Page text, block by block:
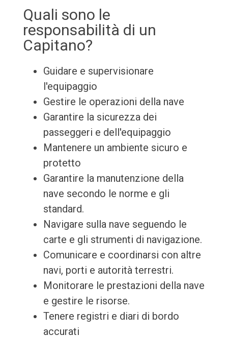
Quali sono le
responsabilità di un
Capitano?
Guidare e supervisionare
l'equipaggio
Gestire le operazioni della nave
Garantire la sicurezza dei
passeggeri e dell'equipaggio
Mantenere un ambiente sicuro e
protetto
Garantire la manutenzione della
nave secondo le norme e gli
standard.
Navigare sulla nave seguendo le
carte e gli strumenti di navigazione.
Comunicare e coordinarsi con altre
navi, porti e autorità terrestri.
Monitorare le prestazioni della nave
e gestire le risorse.
Tenere registri e diari di bordo
accurati